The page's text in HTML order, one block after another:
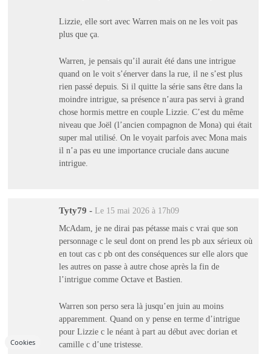
Lizzie, elle sort avec Warren mais on ne les voit pas
plus que ça.
Warren, je pensais qu’il aurait été dans une intrigue
quand on le voit s’énerver dans la rue, il ne s’est plus
rien passé depuis. Si il quitte la série sans être dans la
moindre intrigue, sa présence n’aura pas servi à grand
chose hormis mettre en couple Lizzie. C’est du même
niveau que Joël (l’ancien compagnon de Mona) qui était
super mal utilisé. On le voyait parfois avec Mona mais
il n’a pas eu une importance cruciale dans aucune
intrigue.
Tyty79 - Le 15 mai 2026 à 17h09
McAdam, je ne dirai pas pétasse mais c vrai que son
personnage c le seul dont on prend les pb aux sérieux où
en tout cas c pb ont des conséquences sur elle alors que
les autres on passe à autre chose après la fin de
l’intrigue comme Octave et Bastien.
Warren son perso sera là jusqu’en juin au moins
apparemment. Quand on y pense en terme d’intrigue
pour Lizzie c le néant à part au début avec dorian et
camille c d’une tristesse.
Cookies